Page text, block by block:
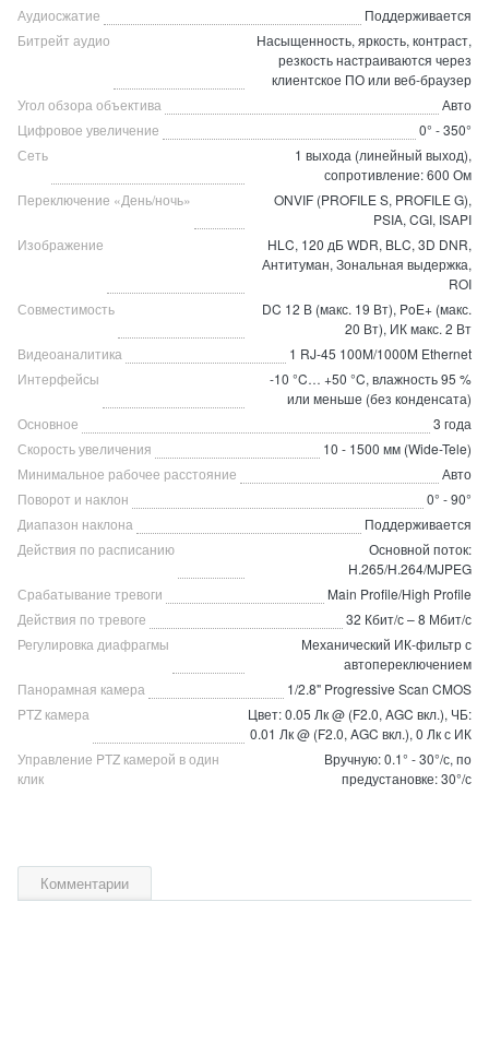
Аудиосжатие
Поддерживается
Битрейт аудио
Насыщенность, яркость, контраст,
резкость настраиваются через
клиентское ПО или веб-браузер
Угол обзора объектива
Авто
Цифровое увеличение
0° - 350°
Сеть
1 выхода (линейный выход),
сопротивление: 600 Ом
Переключение «День/ночь»
ONVIF (PROFILE S, PROFILE G),
PSIA, CGI, ISAPI
Изображение
HLC, 120 дБ WDR, BLC, 3D DNR,
Антитуман, Зональная выдержка,
ROI
Совместимость
DC 12 В (макс. 19 Вт), PoE+ (макс.
20 Вт), ИК макс. 2 Вт
Видеоаналитика
1 RJ-45 100M/1000M Ethernet
Интерфейсы
-10 °C… +50 °C, влажность 95 %
или меньше (без конденсата)
Основное
3 года
Скорость увеличения
10 - 1500 мм (Wide-Tele)
Минимальное рабочее расстояние
Авто
Поворот и наклон
0° - 90°
Диапазон наклона
Поддерживается
Действия по расписанию
Основной поток:
H.265/H.264/MJPEG
Срабатывание тревоги
Main Profile/High Profile
Действия по тревоге
32 Кбит/с – 8 Мбит/с
Регулировка диафрагмы
Механический ИК-фильтр с
автопереключением
Панорамная камера
1/2.8" Progressive Scan CMOS
PTZ камера
Цвет: 0.05 Лк @ (F2.0, AGC вкл.), ЧБ:
0.01 Лк @ (F2.0, AGC вкл.), 0 Лк с ИК
Управление PTZ камерой в один
клик
Вручную: 0.1° - 30°/с, по
предустановке: 30°/с
Комментарии